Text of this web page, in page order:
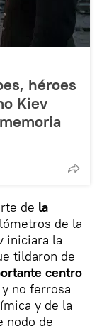
héroes
Kiev
de la
de la
iniciara la
tildaron de
centro
no ferrosa
y de la
nodo de